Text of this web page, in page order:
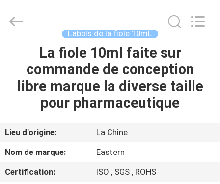
MAISON
PRODUITS
SUJET
DE
NOUS
Industry
Labels de la fiole 10mL
La fiole 10ml faite sur
commande de conception
libre marque la diverse taille
pour pharmaceutique
Lieu d'origine:
La Chine
Nom de marque:
Eastern
Certification:
ISO , SGS , ROHS